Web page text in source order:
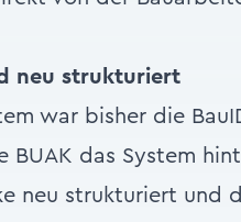
neu strukturiert
war bisher die
BUAK das System
neu strukturiert und